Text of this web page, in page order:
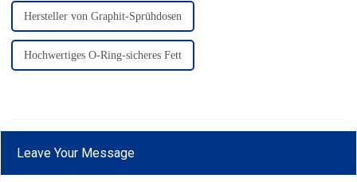
Hersteller von Graphit-Sprühdosen
Hochwertiges O-Ring-sicheres Fett
Leave Your Message